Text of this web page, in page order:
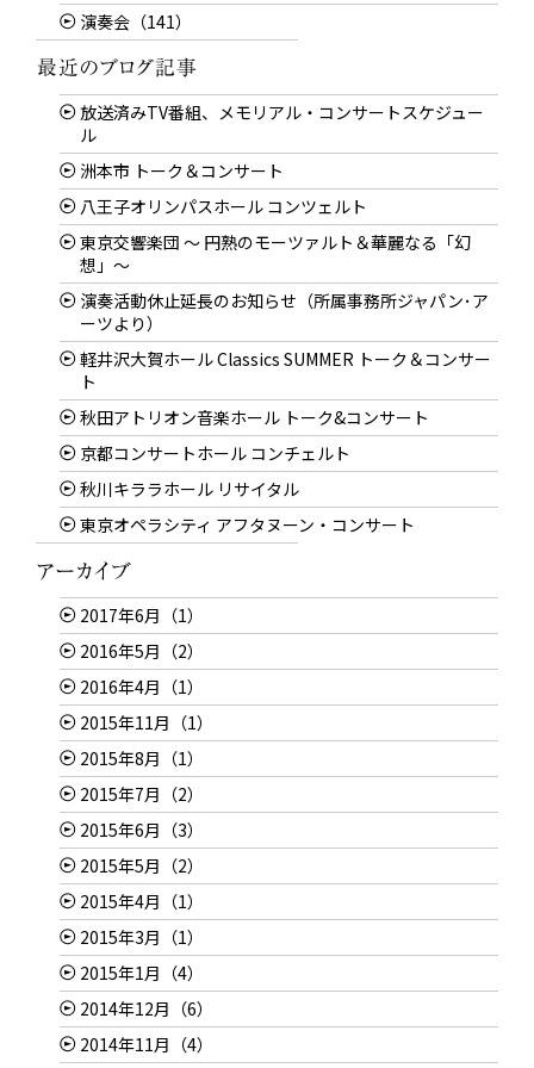
演奏会（141）
放送済みTV番組、メモリアル・コンサートスケジュー
ル
洲本市 トーク＆コンサート
八王子オリンパスホール コンツェルト
東京交響楽団 〜 円熟のモーツァルト＆華麗なる「幻
想」〜
演奏活動休止延長のお知らせ（所属事務所ジャパン･ア
ーツより）
軽井沢大賀ホール Classics SUMMER トーク＆コンサー
ト
秋田アトリオン音楽ホール トーク&コンサート
京都コンサートホール コンチェルト
秋川キララホール リサイタル
東京オペラシティ アフタヌーン・コンサート
2017年6月（1）
2016年5月（2）
2016年4月（1）
2015年11月（1）
2015年8月（1）
2015年7月（2）
2015年6月（3）
2015年5月（2）
2015年4月（1）
2015年3月（1）
2015年1月（4）
2014年12月（6）
2014年11月（4）